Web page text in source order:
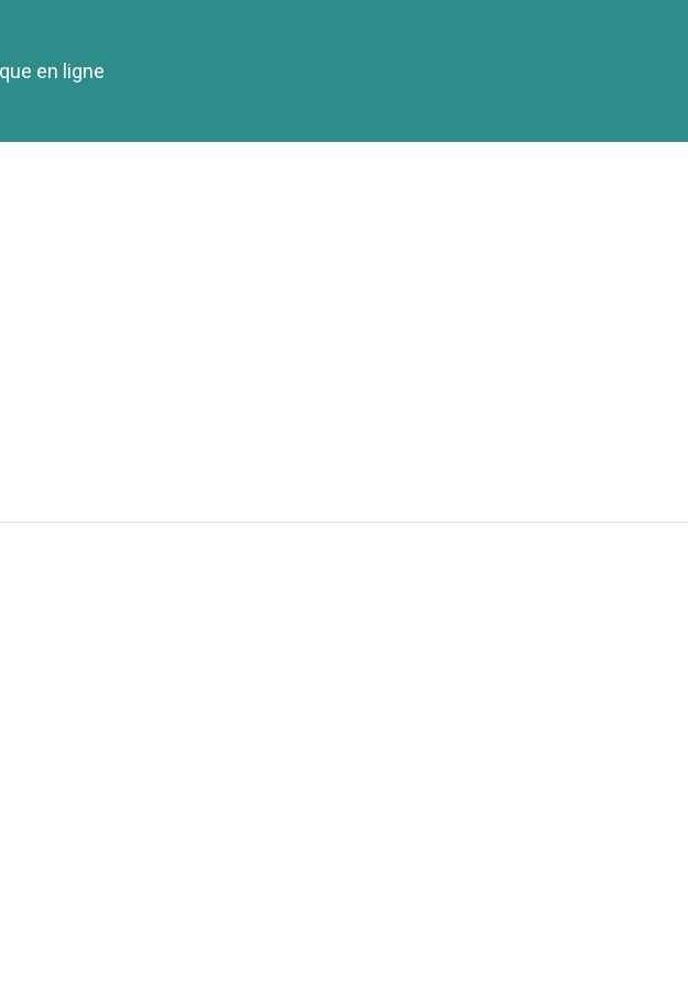
en ligne